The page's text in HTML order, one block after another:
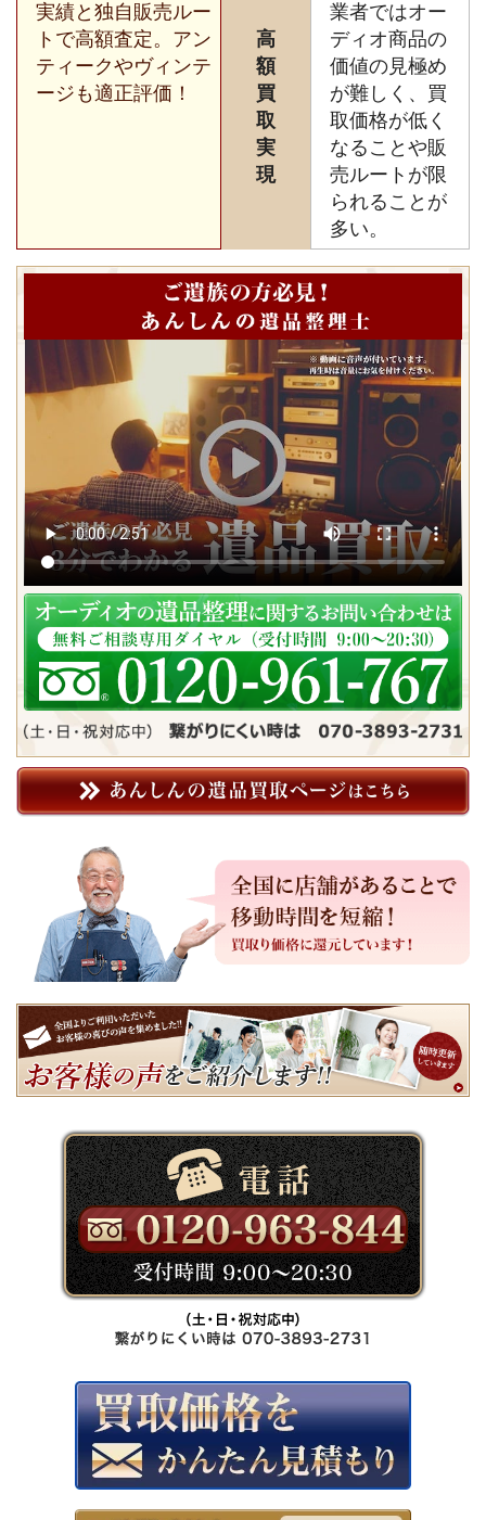
実績と独自販売ルー
トで高額査定。アン
ティークやヴィンテ
ージも適正評価！
高
額
買
取
実
現
業者ではオー
ディオ商品の
価値の見極め
が難しく、買
取価格が低く
なることや販
売ルートが限
られることが
多い。